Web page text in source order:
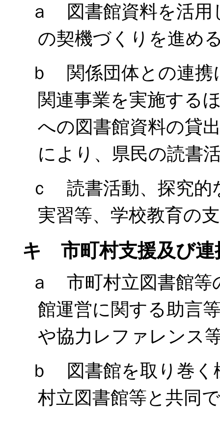
ａ 図書館資料を活用
の契機づくりを進め
ｂ 関係団体との連携
関連事業を実施する
への図書館資料の貸
により、県民の読書
ｃ 読書活動、探究的
実習等、学校教育の
キ 市町村支援及び連
ａ 市町村立図書館等
館運営に関する助言
や協力レファレンス
ｂ 図書館を取り巻く
村立図書館等と共同